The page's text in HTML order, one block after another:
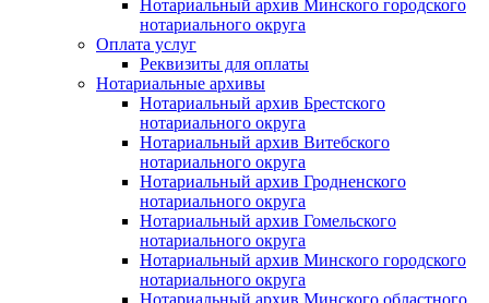
Нотариальный архив Минского городского
нотариального округа
Оплата услуг
Реквизиты для оплаты
Нотариальные архивы
Нотариальный архив Брестского
нотариального округа
Нотариальный архив Витебского
нотариального округа
Нотариальный архив Гродненского
нотариального округа
Нотариальный архив Гомельского
нотариального округа
Нотариальный архив Минского городского
нотариального округа